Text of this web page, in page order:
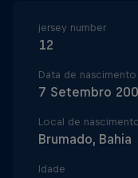
jersey number
12
Data de nascimento
7 Setembro
Local de
Brumado, Bahia
Idade